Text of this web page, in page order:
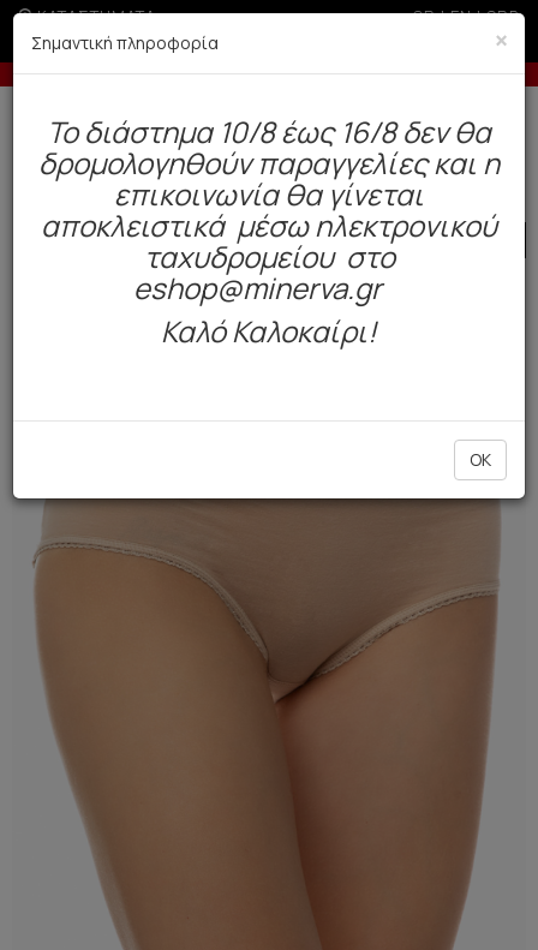
ΚΑΤΑΣΤΗΜΑΤΑ GR|EN|SRB
περίοδο εκπτώσεων Έως 3 άτοκες δόσεις με
Δωρεάν αποστολή άνω των 49€. Παράδοση σε 3-5 εργάσιμες.
Γυναίκα Εσώρουχα Everyday Σλιπ
SALE
×
Σημαντική πληροφορία
To διάστημα 10/8 έως 16/8 δεν θα
δρομολογηθούν παραγγελίες και η
επικοινωνία θα γίνεται
αποκλειστικά μέσω ηλεκτρονικού
ταχυδρομείου στο
eshop@minerva.gr
Καλό Καλοκαίρι!
OK